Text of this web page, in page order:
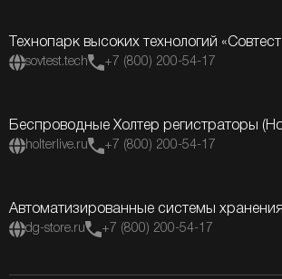
Технопарк высоких технологий
sovtest.tech +7 (800) 200-54-17
Беспроводные Холтер регистраторы
holterlive.ru +7 (800) 200-54-17
Автоматизированные системы хранения
dg-store.ru +7 (800) 200-54-17